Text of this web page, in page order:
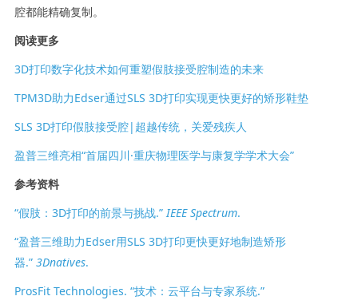
腔都能精确复制。
阅读更多
3D打印数字化技术如何重塑假肢接受腔制造的未来
TPM3D助力Edser通过SLS 3D打印实现更快更好的矫形鞋垫
SLS 3D打印假肢接受腔|超越传统，关爱残疾人
盈普三维亮相“首届四川·重庆物理医学与康复学学术大会”
参考资料
“假肢：3D打印的前景与挑战.”IEEE Spectrum.
“盈普三维助力Edser用SLS 3D打印更快更好地制造矫形
器.” 3Dnatives.
ProsFit Technologies. “技术：云平台与专家系统.”